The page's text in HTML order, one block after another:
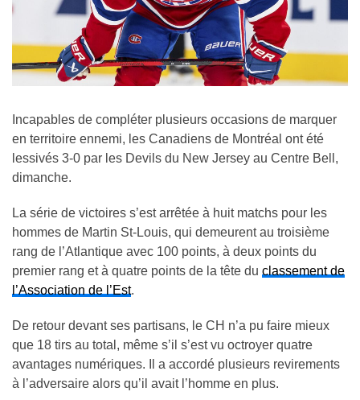
Incapables de compléter plusieurs occasions de marquer
en territoire ennemi, les Canadiens de Montréal ont été
lessivés 3-0 par les Devils du New Jersey au Centre Bell,
dimanche.
La série de victoires s’est arrêtée à huit matchs pour les
hommes de Martin St-Louis, qui demeurent au troisième
rang de l’Atlantique avec 100 points, à deux points du
premier rang et à quatre points de la tête du classement de
l’Association de l’Est.
De retour devant ses partisans, le CH n’a pu faire mieux
que 18 tirs au total, même s’il s’est vu octroyer quatre
avantages numériques. Il a accordé plusieurs revirements
à l’adversaire alors qu’il avait l’homme en plus.